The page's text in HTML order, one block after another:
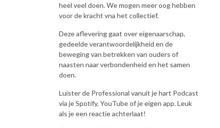
heel veel doen. We mogen meer oog hebben
voor de kracht vna het collectief.
Deze aflevering gaat over eigenaarschap,
gedeelde verantwoordelijkheid en de
beweging van betrekken van ouders of
naasten naar verbondenheid en het samen
doen.
Luister de Professional vanuit je hart Podcast
via je Spotify, YouTube of je eigen app. Leuk
als je een reactie achterlaat!